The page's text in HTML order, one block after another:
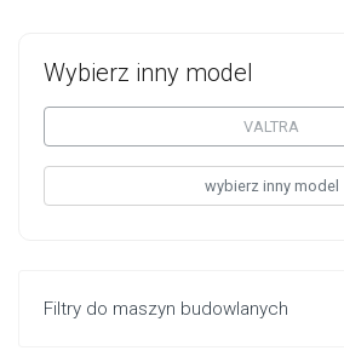
Wybierz inny model
VALTRA
wybierz inny model
Filtry do maszyn budowlanych